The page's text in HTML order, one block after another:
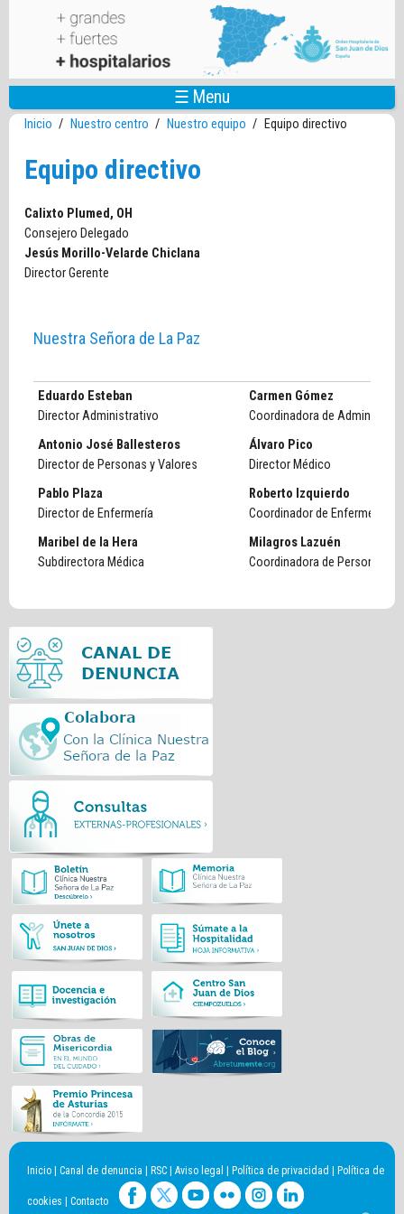
Pasar al contenido principal
☰ Menu
Inicio / Nuestro centro / Nuestro equipo / Equipo directivo
Equipo directivo
Calixto Plumed, OH
Consejero Delegado
Jesús Morillo-Velarde Chiclana
Director Gerente
Nuestra Señora de La Paz
Eduardo Esteban
Director Administrativo
Carmen Gómez
Coordinadora de
Antonio José Ballesteros
Director de Personas y Valores
Álvaro Pico
Director Médico
Pablo Plaza
Director de Enfermería
Roberto Izquierdo
Coordinador de Enfermería
Maribel de la Hera
Subdirectora Médica
Milagros Lazuén
Coordinadora de Personas y
Inicio Canal de denuncia RSC Aviso legal Política de privacidad Política de
cookies Contacto